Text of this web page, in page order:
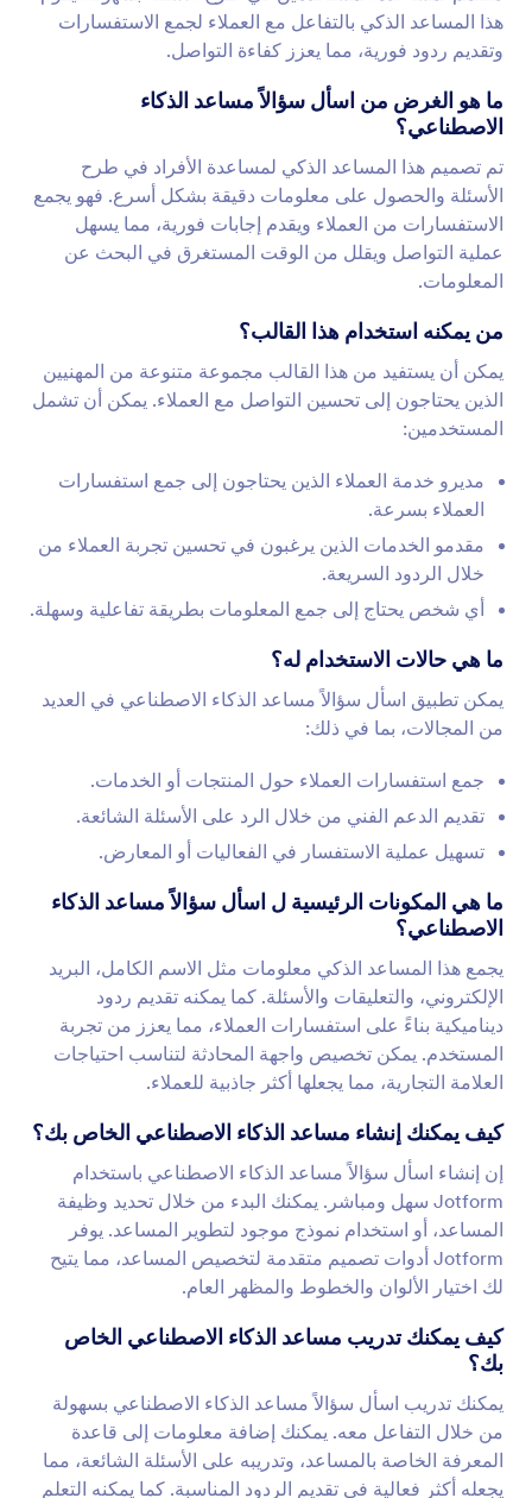
هذا المساعد الذكي بالتفاعل مع العملاء لجمع الاستفسارات
وتقديم ردود فورية، مما يعزز كفاءة التواصل.
ما هو الغرض من اسأل سؤالاً مساعد الذكاء
الاصطناعي؟
تم تصميم هذا المساعد الذكي لمساعدة الأفراد في طرح
الأسئلة والحصول على معلومات دقيقة بشكل أسرع. فهو يجمع
الاستفسارات من العملاء ويقدم إجابات فورية، مما يسهل
عملية التواصل ويقلل من الوقت المستغرق في البحث عن
المعلومات.
من يمكنه استخدام هذا القالب؟
يمكن أن يستفيد من هذا القالب مجموعة متنوعة من المهنيين
الذين يحتاجون إلى تحسين التواصل مع العملاء. يمكن أن تشمل
المستخدمين:
مديرو خدمة العملاء الذين يحتاجون إلى جمع استفسارات
العملاء بسرعة.
مقدمو الخدمات الذين يرغبون في تحسين تجربة العملاء من
خلال الردود السريعة.
أي شخص يحتاج إلى جمع المعلومات بطريقة تفاعلية وسهلة.
ما هي حالات الاستخدام له؟
يمكن تطبيق اسأل سؤالاً مساعد الذكاء الاصطناعي في العديد
من المجالات، بما في ذلك:
جمع استفسارات العملاء حول المنتجات أو الخدمات.
تقديم الدعم الفني من خلال الرد على الأسئلة الشائعة.
تسهيل عملية الاستفسار في الفعاليات أو المعارض.
ما هي المكونات الرئيسية ل اسأل سؤالاً مساعد الذكاء
الاصطناعي؟
يجمع هذا المساعد الذكي معلومات مثل الاسم الكامل، البريد
الإلكتروني، والتعليقات والأسئلة. كما يمكنه تقديم ردود
ديناميكية بناءً على استفسارات العملاء، مما يعزز من تجربة
المستخدم. يمكن تخصيص واجهة المحادثة لتناسب احتياجات
العلامة التجارية، مما يجعلها أكثر جاذبية للعملاء.
كيف يمكنك إنشاء مساعد الذكاء الاصطناعي الخاص بك؟
إن إنشاء اسأل سؤالاً مساعد الذكاء الاصطناعي باستخدام
Jotform سهل ومباشر. يمكنك البدء من خلال تحديد وظيفة
المساعد، أو استخدام نموذج موجود لتطوير المساعد. يوفر
Jotform أدوات تصميم متقدمة لتخصيص المساعد، مما يتيح
لك اختيار الألوان والخطوط والمظهر العام.
كيف يمكنك تدريب مساعد الذكاء الاصطناعي الخاص
بك؟
يمكنك تدريب اسأل سؤالاً مساعد الذكاء الاصطناعي بسهولة
من خلال التفاعل معه. يمكنك إضافة معلومات إلى قاعدة
المعرفة الخاصة بالمساعد، وتدريبه على الأسئلة الشائعة، مما
يجعله أكثر فعالية في تقديم الردود المناسبة. كما يمكنه التعلم